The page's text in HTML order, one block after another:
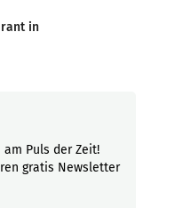
in
Puls der Zeit!
gratis Newsletter